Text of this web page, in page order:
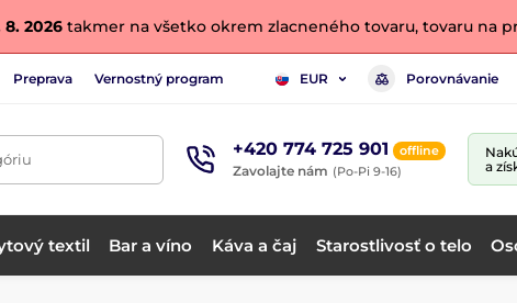
8. 2026 takmer na všetko okrem zlacneného tovaru, tovaru na
Preprava Vernostný program EUR Porovnávanie
+420 774 725 901 offline
Zavolajte nám (Po-Pi 9-16)
a
textil Bar a víno Káva a čaj Starostlivosť o telo